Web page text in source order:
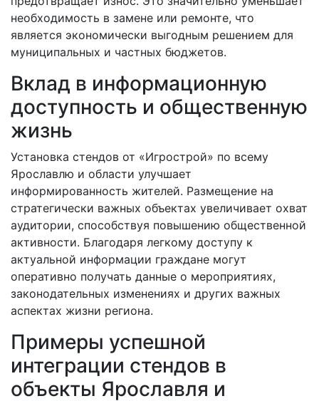
необходимость в замене или ремонте, что
является экономически выгодным решением для
муниципальных и частных бюджетов.
Вклад в информационную
доступность и общественную
жизнь
Установка стендов от «Игрострой» по всему
Ярославлю и области улучшает
информированность жителей. Размещение на
стратегически важных объектах увеличивает охват
аудитории, способствуя повышению общественной
активности. Благодаря легкому доступу к
актуальной информации граждане могут
оперативно получать данные о мероприятиях,
законодательных изменениях и других важных
аспектах жизни региона.
Примеры успешной
интеграции стендов в
объекты Ярославля и